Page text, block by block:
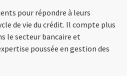
pour répondre à leurs
de vie du crédit. Il compte plus
le secteur bancaire et
poussée en gestion des